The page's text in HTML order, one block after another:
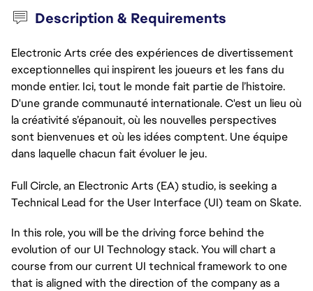
Description & Requirements
Electronic Arts crée des expériences de divertissement
exceptionnelles qui inspirent les joueurs et les fans du
monde entier. Ici, tout le monde fait partie de l’histoire.
D'une grande communauté internationale. C'est un lieu où
la créativité s’épanouit, où les nouvelles perspectives
sont bienvenues et où les idées comptent. Une équipe
dans laquelle chacun fait évoluer le jeu.
Full Circle, an Electronic Arts (EA) studio, is seeking a
Technical Lead for the User Interface (UI) team on Skate.
In this role, you will be the driving force behind the
evolution of our UI Technology stack. You will chart a
course from our current UI technical framework to one
that is aligned with the direction of the company as a